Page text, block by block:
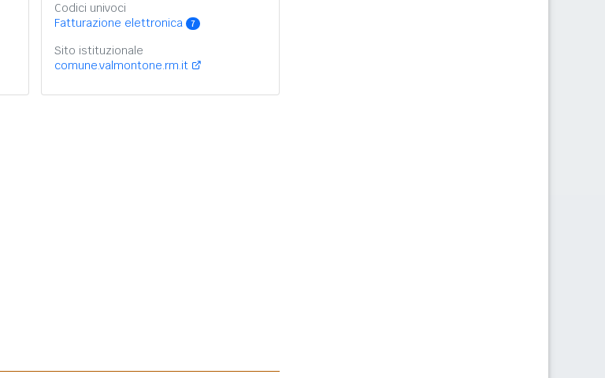
Codici univoci
Fatturazione elettronica
7
Sito istituzionale
comune.valmontone.rm.it